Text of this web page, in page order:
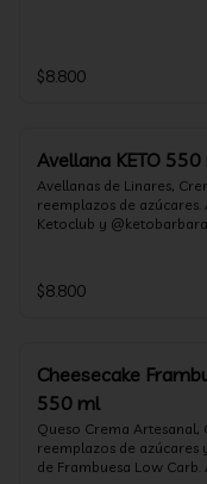
$8.800
Avellana KETO
Avellanas de Linares,
reemplazos de
Ketoclub y @ketobarbara
$8.800
Cheesecake
550 ml
Queso Crema Artesanal,
reemplazos de azúcares
de Frambuesa Low